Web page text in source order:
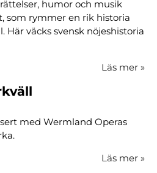
humor och musik
som rymmer en rik historia
Här väcks svensk nöjeshistoria
Läs mer »
med Wermland Operas
Läs mer »